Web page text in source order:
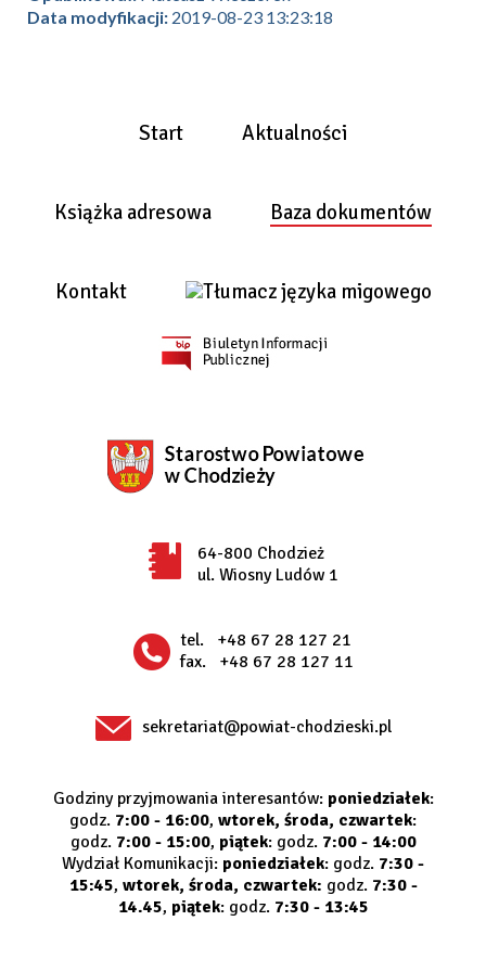
Data modyfikacji: 2019-08-23 13:23:18
Start Aktualności
Książka adresowa Baza dokumentów
Kontakt
64-800 Chodzież
ul. Wiosny Ludów 1
tel.
+48 67 28 127 21
fax.
+48 67 28 127 11
sekretariat@powiat-chodzieski.pl
Godziny przyjmowania interesantów: poniedziałek:
godz. 7:00 - 16:00, wtorek, środa, czwartek:
godz. 7:00 - 15:00, piątek: godz. 7:00 - 14:00
Wydział Komunikacji: poniedziałek: godz. 7:30 -
15:45, wtorek, środa, czwartek: godz. 7:30 -
14.45, piątek: godz. 7:30 - 13:45